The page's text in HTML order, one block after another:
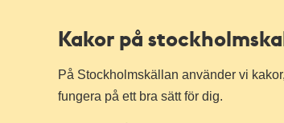
Kakor på
På Stockholmskällan använder vi
fungera på ett bra sätt för dig.